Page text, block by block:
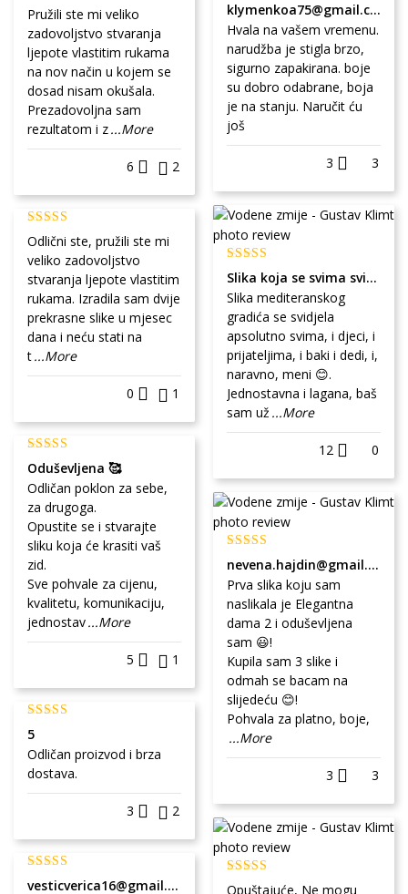
Pružili ste mi veliko
zadovoljstvo stvaranja
ljepote vlastitim rukama
na nov način u kojem se
dosad nisam okušala.
Prezadovoljna sam
rezultatom i z...More
6 2
Odlični ste, pružili ste mi
veliko zadovoljstvo
stvaranja ljepote vlastitim
rukama. Izradila sam dvije
prekrasne slike u mjesec
dana i neću stati na
t...More
0 1
Oduševljena 🥰
Odličan poklon za sebe,
za drugoga.
Opustite se i stvarajte
sliku koja će krasiti vaš
zid.
Sve pohvale za cijenu,
kvalitetu, komunikaciju,
jednostav...More
5 1
5
Odličan proizvod i brza
dostava.
3 2
vesticverica16@gmail.com
klymenkoa75@gmail.com
Hvala na vašem vremenu.
narudžba je stigla brzo,
sigurno zapakirana. boje
su dobro odabrane, boja
je na stanju. Naručit ću
još
3 3
Slika koja se svima sviđa
Slika mediteranskog
gradića se svidjela
apsolutno svima, i djeci, i
prijateljima, i baki i dedi, i,
naravno, meni 😊.
Jednostavna i lagana, baš
sam už ...More
12 0
nevena.hajdin@gmail.com
Prva slika koju sam
naslikala je Elegantna
dama 2 i oduševljena
sam 😃!
Kupila sam 3 slike i
odmah se bacam na
slijedeću 😊!
Pohvala za platno, boje,
...More
3 3
Opuštajuće, Ne mogu